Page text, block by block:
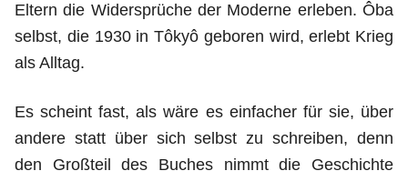
Eltern die Widersprüche der Moderne erleben. Ôba
selbst, die 1930 in Tôkyô geboren wird, erlebt Krieg
als Alltag.
Es scheint fast, als wäre es einfacher für sie, über
andere statt über sich selbst zu schreiben, denn
den Großteil des Buches nimmt die Geschichte